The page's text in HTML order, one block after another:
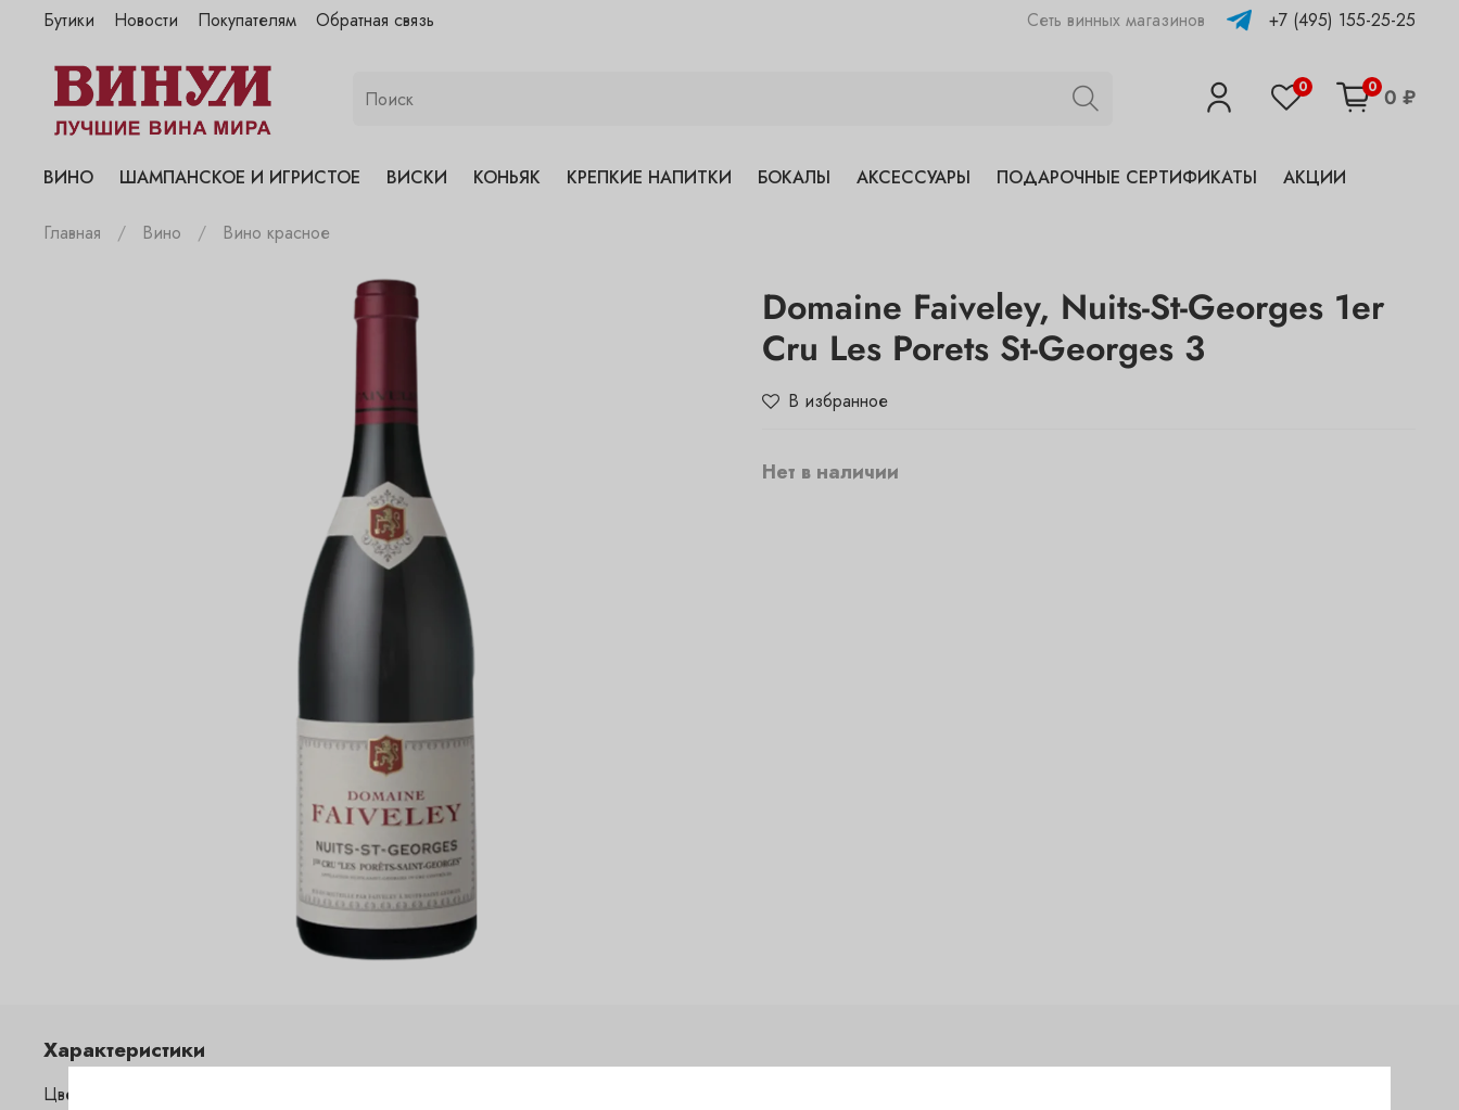
Бутики
"Винум" на Полянке
"Винум" на Гранатном
"Винум" на Сухаревском
"Винум" на Садовнической
Новости Покупателям Обратная связь Сеть винных магазинов +7 (495) 155-25-25
0 0 0 ₽
ВИНО ШАМПАНСКОЕ И ИГРИСТОЕ ВИСКИ КОНЬЯК КРЕПКИЕ НАПИТКИ БОКАЛЫ АКСЕССУАРЫ ПОДАРОЧНЫЕ СЕРТИФИКАТЫ АКЦИИ
Главная Вино Вино красное
Domaine Faiveley, Nuits-St-Georges 1er
Cru Les Porets St-Georges 3
В избранное
Нет в наличии
Характеристики
Цвет